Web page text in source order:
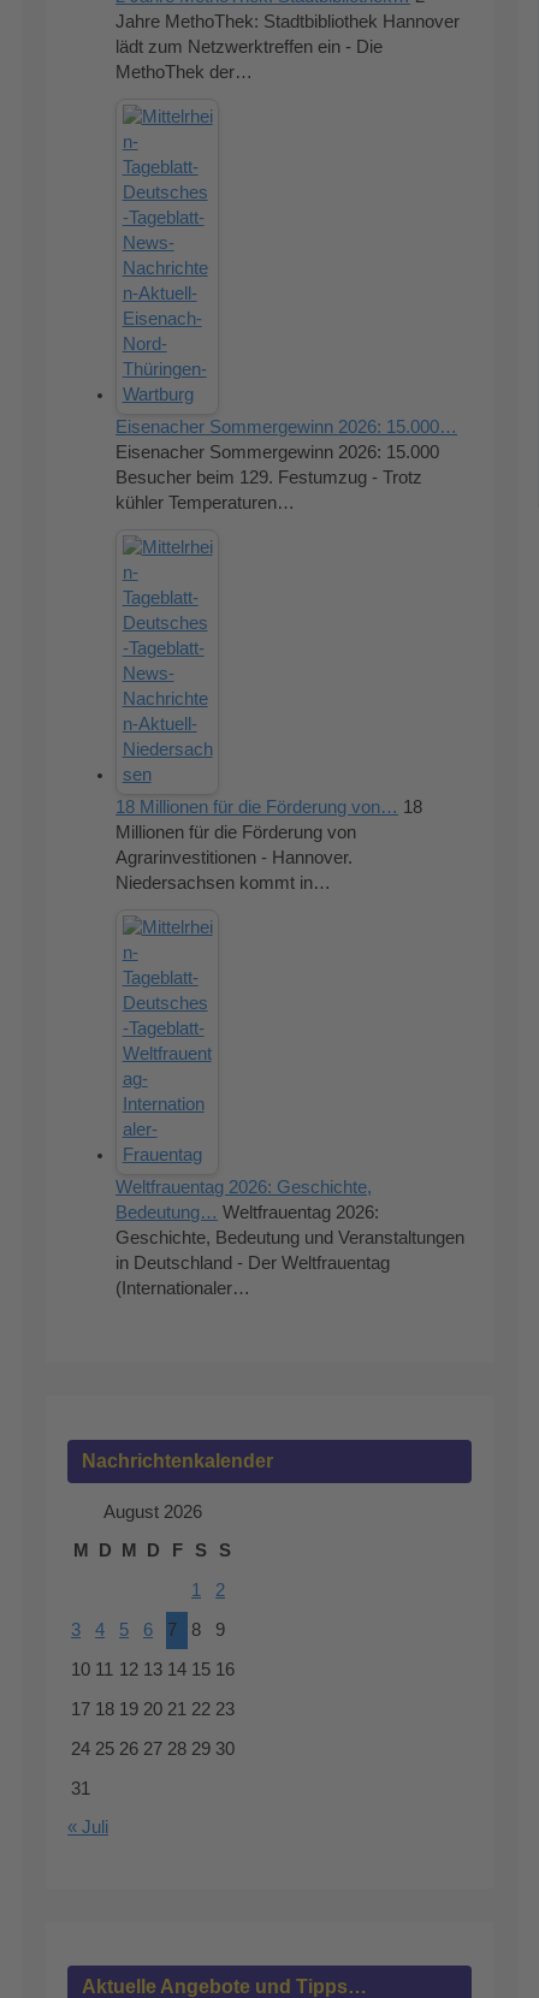
Jahre MethoThek: Stadtbibliothek Hannover
lädt zum Netzwerktreffen ein - Die
MethoThek der…
Eisenacher Sommergewinn 2026: 15.000…
Eisenacher Sommergewinn 2026: 15.000
Besucher beim 129. Festumzug - Trotz
kühler Temperaturen…
18 Millionen für die Förderung von… 18
Millionen für die Förderung von
Agrarinvestitionen - Hannover.
Niedersachsen kommt in…
Weltfrauentag 2026: Geschichte,
Bedeutung… Weltfrauentag 2026:
Geschichte, Bedeutung und Veranstaltungen
in Deutschland - Der Weltfrauentag
(Internationaler…
Nachrichtenkalender
August 2026
M
D M D F S S
1 2
3 4 5 6 7 8 9
10 11 12 13 14 15 16
17 18 19 20 21 22 23
24 25 26 27 28 29 30
31
« Juli
Aktuelle Angebote und Tipps…